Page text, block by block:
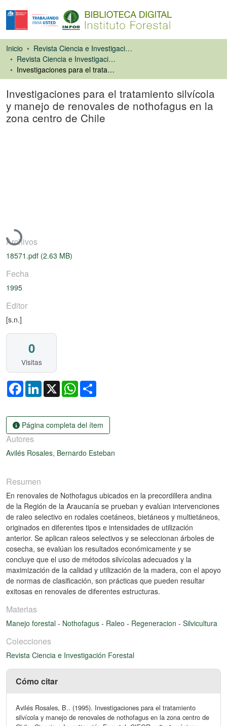
Inicio
Revista Ciencia e Investigación Forestal (CIFOR)
Revista Ciencia e Investigación Forestal
Investigaciones para el tratamiento silvícola y manejo de renovales de nothofagus en la zona centro de Chile
Investigaciones para el tratamiento silvícola
y manejo de renovales de nothofagus en la
zona centro de Chile
Cargando...
Archivos
18571.pdf (2.63 MB)
Fecha
1995
Editor
[s.n.]
0
Visitas
FacebookLinkedIn
X WhatsApp
Página completa del ítem
Autores
Avilés Rosales, Bernardo Esteban
Resumen
En renovales de Nothofagus ubicados en la precordillera andina
de la Región de la Araucanía se prueban y evalúan intervenciones
de raleo selectivo en rodales coetáneos, bietáneos y multietáneos,
originados en diferentes tipos e intensidades de utilización
anterior. Se aplican raleos selectivos y se seleccionan árboles de
cosecha, se evalúan los resultados económicamente y se
concluye que el uso de métodos silvícolas adecuados y la
maximización de la calidad y utilización de la madera, con el apoyo
de normas de clasificación, son prácticas que pueden resultar
exitosas en renovales de diferentes estructuras.
Materias
Manejo forestal - Nothofagus - Raleo - Regeneracion - Silvicultura
Colecciones
Revista Ciencia e Investigación Forestal
Cómo citar
Avilés Rosales, B.. (1995). Investigaciones para el tratamiento
silvícola y manejo de renovales de nothofagus en la zona centro de